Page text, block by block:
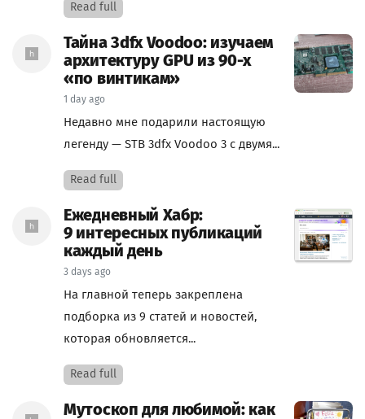
Read full
Тайна 3dfx Voodoo: изучаем
архитектуру GPU из 90-х
«по винтикам»
1 day ago
Недавно мне подарили настоящую
легенду — STB 3dfx Voodoo 3 с двумя...
Read full
Ежедневный Хабр:
9 интересных публикаций
каждый день
3 days ago
На главной теперь закреплена
подборка из 9 статей и новостей,
которая обновляется...
Read full
Мутоскоп для любимой: как